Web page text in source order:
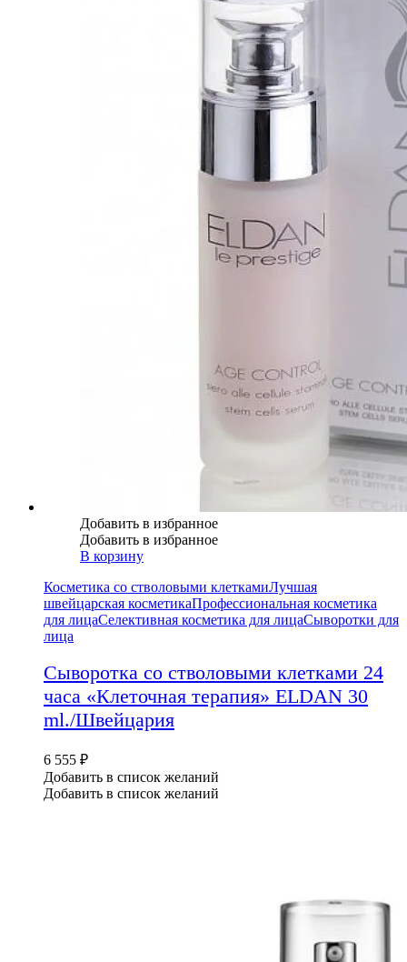
Добавить в избранное
Добавить в избранное
В корзину
Косметика со стволовыми клеткамиЛучшая
швейцарская косметикаПрофессиональная косметика
для лицаСелективная косметика для лицаСыворотки для
лица
Сыворотка со стволовыми клетками 24
часа «Клеточная терапия» ELDAN 30
ml./Швейцария
6 555 ₽
Добавить в список желаний
Добавить в список желаний